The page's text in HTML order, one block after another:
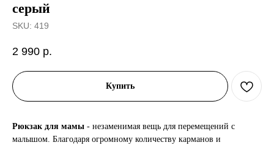
серый
SKU: 419
2 990 р.
Купить
Рюкзак для мамы - незаменимая вещь для перемещений с
малышом. Благодаря огромному количеству карманов и